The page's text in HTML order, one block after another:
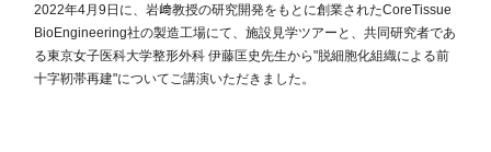
2022年4月9日に、岩﨑教授の研究開発をもとに創業されたCoreTissue
BioEngineering社の製造工場にて、施設見学ツアーと、共同研究者であ
る東京女子医科大学整形外科 伊藤匡史先生から"脱細胞化組織による前
十字靭帯再建"についてご講演いただきました。